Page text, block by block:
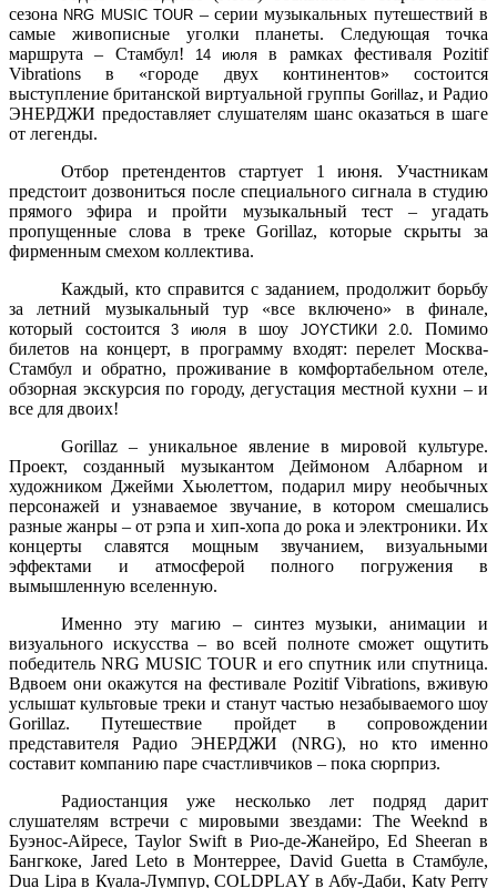
сезона NRG MUSIC TOUR – серии музыкальных путешествий в
самые живописные уголки планеты. Следующая точка
маршрута – Стамбул!
14 июля в рамках фестиваля Pozitif
Vibrations в «городе двух континентов» состоится
выступление британской виртуальной группы Gorillaz, и Радио
ЭНЕРДЖИ предоставляет слушателям шанс оказаться в шаге
от легенды.
Отбор претендентов стартует 1 июня. Участникам
предстоит дозвониться после специального сигнала в студию
прямого эфира и пройти музыкальный тест – угадать
пропущенные слова в треке Gorillaz, которые скрыты за
фирменным смехом коллектива.
Каждый, кто справится с заданием, продолжит борьбу
за летний музыкальный тур «все включено» в финале,
который состоится3 июляв шоу JOYСТИКИ 2.0. Помимо
билетов на концерт, в программу входят: перелет Москва-
Стамбул и обратно, проживание в комфортабельном отеле,
обзорная экскурсия по городу, дегустация местной кухни – и
все для двоих!
Gorillaz – уникальное явление в мировой культуре.
Проект, созданный музыкантом Деймоном Албарном и
художником Джейми Хьюлеттом, подарил миру необычных
персонажей и узнаваемое звучание, в котором смешались
разные жанры – от рэпа и хип-хопа до рока и электроники. Их
концерты славятся мощным звучанием, визуальными
эффектами и атмосферой полного погружения в
вымышленную вселенную.
Именно эту магию – синтез музыки, анимации и
визуального искусства – во всей полноте сможет ощутить
победитель NRG MUSIC TOUR и его спутник или спутница.
Вдвоем они окажутся на фестивале Pozitif Vibrations, вживую
услышат культовые треки и станут частью незабываемого шоу
Gorillaz. Путешествие пройдет в сопровождении
представителя Радио ЭНЕРДЖИ (NRG), но кто именно
составит компанию паре счастливчиков – пока сюрприз.
Радиостанция уже несколько лет подряд дарит
слушателям встречи с мировыми звездами: The Weeknd в
Буэнос-Айресе, Taylor Swift в Рио-де-Жанейро, Ed Sheeran в
Бангкоке, Jared Leto в Монтеррее, David Guetta в Стамбуле,
Dua Lipa в Куала-Лумпур, COLDPLAY в Абу-Даби, Katy Perry